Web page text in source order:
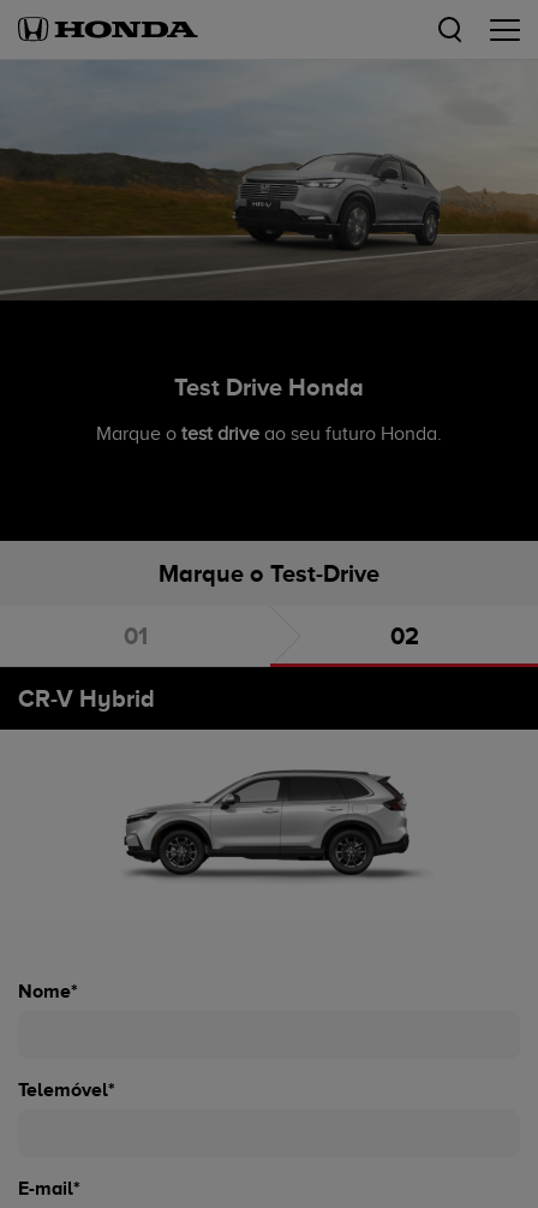
Test Drive Honda
Marque o test drive ao seu futuro Honda.
Marque o Test-Drive
Escolha o carro Marque o Test-Drive
CR-V Hybrid
Nome*
Telemóvel*
E-mail*